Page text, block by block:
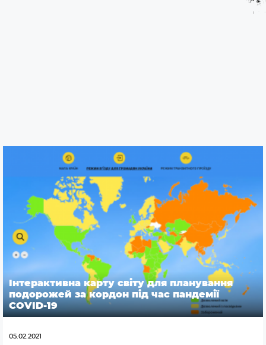
Iнтерактивна карту світу для планування
подорожей за кордон під час пандемії
COVID-19
05.02.2021